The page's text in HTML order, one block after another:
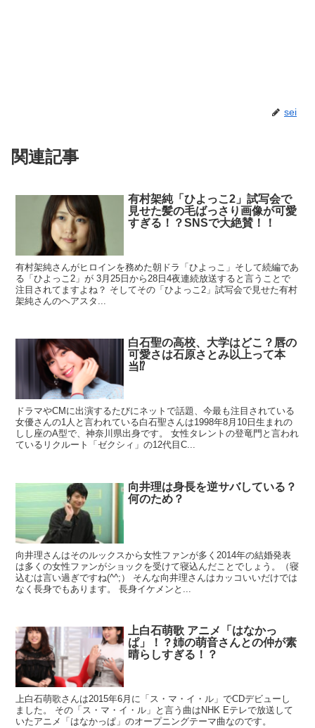
sei
関連記事
有村架純「ひよっこ2」試写会で
見せた髪の毛ばっさり画像が可愛
すぎる！？SNSで大絶賛！！
有村架純さんがヒロインを務めた朝ドラ「ひよっこ」そして続編であ
る「ひよっこ2」が 3月25日から28日4夜連続放送すると言うことで
注目されてますよね？ そしてその「ひよっこ2」試写会で見せた有村
架純さんのヘアスタ...
白石聖の高校、大学はどこ？唇の
可愛さは石原さとみ以上って本
当⁉
ドラマやCMに出演するたびにネットで話題、今最も注目されている
女優さんの1人と言われている白石聖さんは1998年8月10日生まれの
しし座のA型で、神奈川県出身です。 女性タレントの登竜門と言われ
ているリクルート「ゼクシィ」の12代目C...
向井理は身長を逆サバしている？
何のため？
向井理さんはそのルックスから女性ファンが多く2014年の結婚発表
は多くの女性ファンがショックを受けて寝込んだことでしょう。（寝
込むは言い過ぎですね(^^;） そんな向井理さんはカッコいいだけでは
なく長身でもあります。 長身イケメンと...
上白石萌歌 アニメ「はなかっ
ぱ」！？姉の萌音さんとの仲が素
晴らしすぎる！？
上白石萌歌さんは2015年6月に「ス・マ・イ・ル」でCDデビューし
ました。 その「ス・マ・イ・ル」と言う曲はNHK Eテレで放送して
いたアニメ「はなかっぱ」のオープニングテーマ曲なのです。